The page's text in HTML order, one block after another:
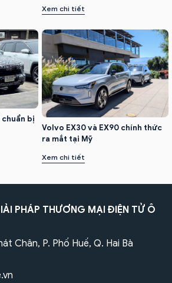
Xem chi tiết
bị
Volvo EX30 và EX90 chính thức
ra mắt tại Mỹ
Xem chi tiết
PHÁP THƯƠNG MẠI ĐIỆN TỬ Ô
Chân, P. Phố Huế, Q. Hai Bà